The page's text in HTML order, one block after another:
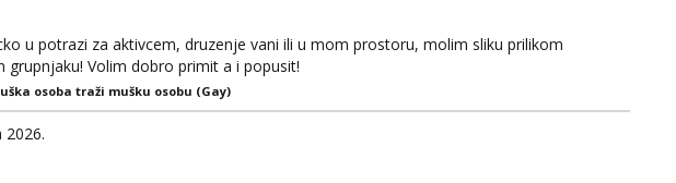
u potrazi za aktivcem, druzenje vani ili u mom prostoru, molim sliku prilikom
grupnjaku! Volim dobro primit a i popusit!
osoba traži mušku osobu (Gay)
2026.